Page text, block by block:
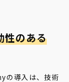
性のある
の導入は、技術